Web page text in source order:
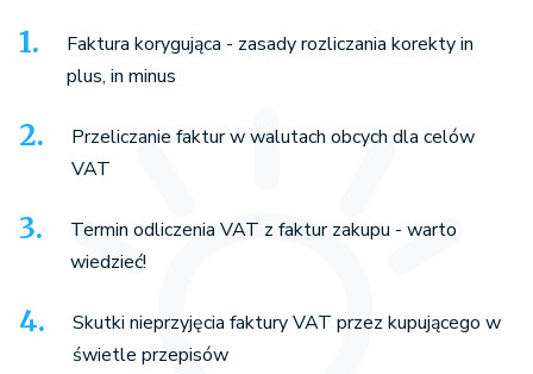
Faktura korygująca - zasady rozliczania korekty in
plus, in minus
Przeliczanie faktur w walutach obcych dla celów
VAT
Termin odliczenia VAT z faktur zakupu - warto
wiedzieć!
Skutki nieprzyjęcia faktury VAT przez kupującego w
świetle przepisów